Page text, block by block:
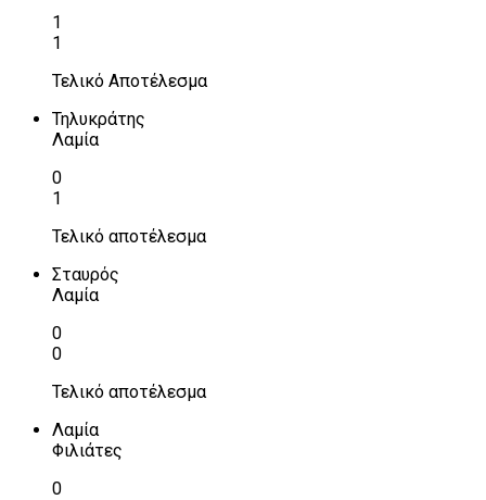
1
1
Τελικό Αποτέλεσμα
Τηλυκράτης
Λαμία
0
1
Τελικό αποτέλεσμα
Σταυρός
Λαμία
0
0
Τελικό αποτέλεσμα
Λαμία
Φιλιάτες
0